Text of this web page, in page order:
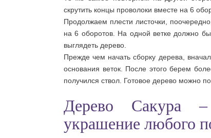
скрутить концы проволоки вместе на 6
Продолжаем плести листочки,
на 6 оборотов. На одной ветке должно
выглядеть дерево.
Прежде чем начать сборку дерева,
основания веток. После этого берем
получился ствол. Готовое дерево можно
Дерево Сакура –
украшение любого